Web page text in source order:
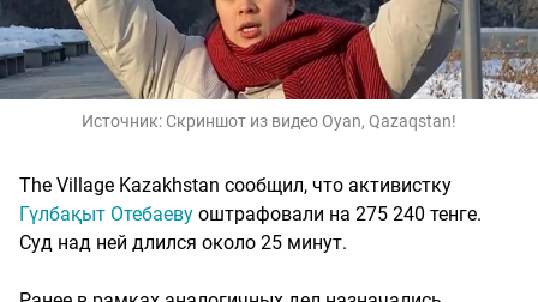
Источник: Скриншот из видео Oyan, Qazaqstan!
The Village Kazakhstan сообщил, что активистку
Гүлбақыт Отебаеву оштрафовали на 275 240 тенге.
Суд над ней длился около 25 минут.